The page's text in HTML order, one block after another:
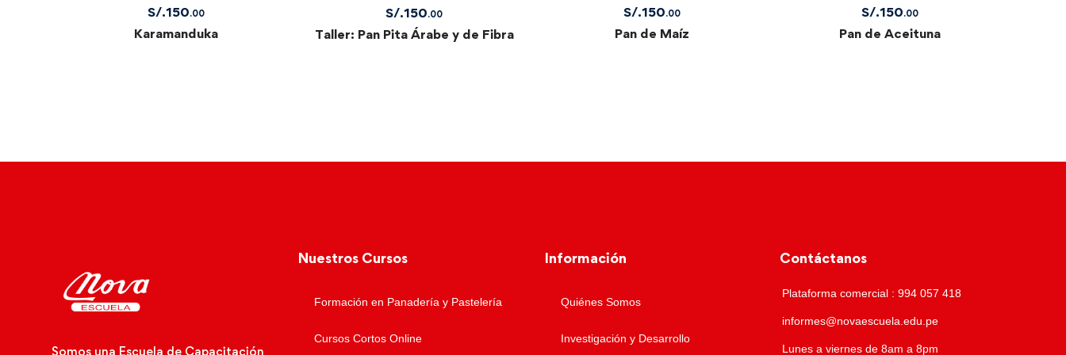
S/.150.00
Karamanduka
S/.150.00
Taller: Pan Pita Árabe y de Fibra
S/.150.00
Pan de Maíz
S/.150.00
Pan de Aceituna
Somos una Escuela de Capacitación
Nuestros Cursos
Formación en Panadería y Pastelería
Cursos Cortos Online
Información
Quiénes Somos
Investigación y Desarrollo
Contáctanos
Plataforma comercial : 994 057 418
informes@novaescuela.edu.pe
Lunes a viernes de 8am a 8pm